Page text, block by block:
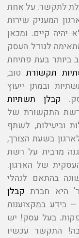
לתקשר. על אחת
המעניק שירות
קיים. ומכאן
לגודל העסק
ביותר בעת פתיחת
תקשורתטוב,
ובמתן ייעוץ
קבלן תשתיות
התקשורת של
וביעילות, לשתף
בשעת הצורך,
מרבית על רשת
של הארגון.
בהתאם לנהלי
היא חברת קבלן
בידע במקצוענות
בעל עסק! יש
התקשר עכשיו